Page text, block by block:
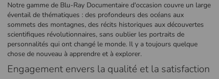
Notre gamme de Blu-Ray Documentaire d'occasion couvre un large
éventail de thématiques : des profondeurs des océans aux
sommets des montagnes, des récits historiques aux découvertes
scientifiques révolutionnaires, sans oublier les portraits de
personnalités qui ont changé le monde. Il y a toujours quelque
chose de nouveau à apprendre et à explorer.
Engagement envers la qualité et la satisfaction